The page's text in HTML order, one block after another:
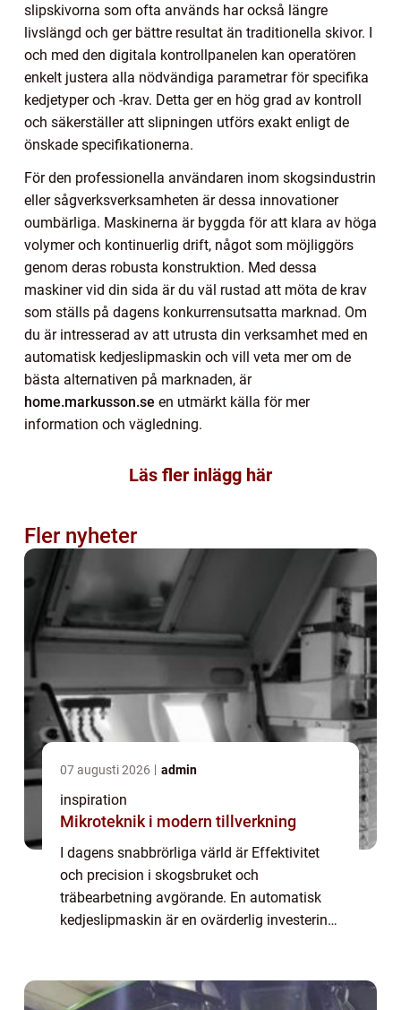
slipskivorna som ofta används har också längre
livslängd och ger bättre resultat än traditionella skivor. I
och med den digitala kontrollpanelen kan operatören
enkelt justera alla nödvändiga parametrar för specifika
kedjetyper och -krav. Detta ger en hög grad av kontroll
och säkerställer att slipningen utförs exakt enligt de
önskade specifikationerna.
För den professionella användaren inom skogsindustrin
eller sågverksverksamheten är dessa innovationer
oumbärliga. Maskinerna är byggda för att klara av höga
volymer och kontinuerlig drift, något som möjliggörs
genom deras robusta konstruktion. Med dessa
maskiner vid din sida är du väl rustad att möta de krav
som ställs på dagens konkurrensutsatta marknad. Om
du är intresserad av att utrusta din verksamhet med en
automatisk kedjeslipmaskin och vill veta mer om de
bästa alternativen på marknaden, är
home.markusson.se en utmärkt källa för mer
information och vägledning.
Läs fler inlägg här
Fler nyheter
07 augusti 2026 admin
inspiration
Mikroteknik i modern tillverkning
I dagens snabbrörliga värld är Effektivitet
och precision i skogsbruket och
träbearbetning avgörande. En automatisk
kedjeslipmaskin är en ovärderlig investering